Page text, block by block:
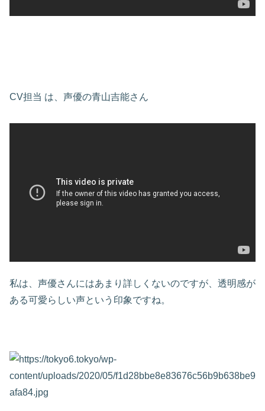
CV担当 は、声優の青山吉能さん
私は、声優さんにはあまり詳しくないのですが、透明感が
ある可愛らしい声という印象ですね。